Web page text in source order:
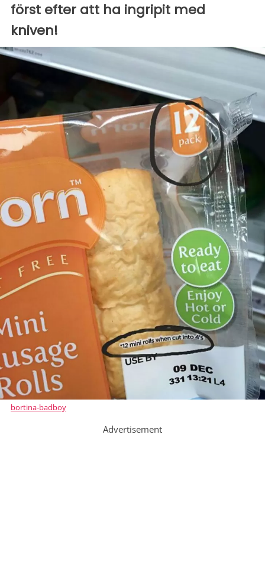
först efter att ha ingripit med
kniven!
bortina-badboy
Advertisement